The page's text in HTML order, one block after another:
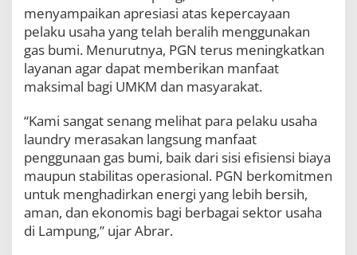
menyampaikan apresiasi atas kepercayaan
pelaku usaha yang telah beralih menggunakan
gas bumi. Menurutnya, PGN terus meningkatkan
layanan agar dapat memberikan manfaat
maksimal bagi UMKM dan masyarakat.
“Kami sangat senang melihat para pelaku usaha
laundry merasakan langsung manfaat
penggunaan gas bumi, baik dari sisi efisiensi biaya
maupun stabilitas operasional. PGN berkomitmen
untuk menghadirkan energi yang lebih bersih,
aman, dan ekonomis bagi berbagai sektor usaha
di Lampung,” ujar Abrar.